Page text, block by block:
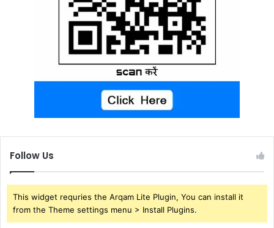
Follow Us
This widget requries the Arqam Lite Plugin, You can install it
from the Theme settings menu > Install Plugins.